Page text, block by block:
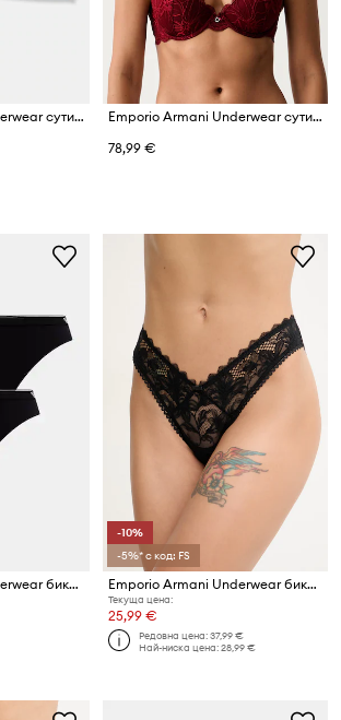
Emporio Armani Underwear сутиен с дълбоко деколте от памук с еластан
Emporio Armani Underwear сутиен
78,99 €
Emporio Armani Underwear бикини дамски с памук 2 броя
-10%
-5%* с код: FS
Emporio Armani Underwear бикини тип бразилиана дамски
Текуща цена:
25,99 €
Редовна цена:37,99 €
Най-ниска цена:28,99 €